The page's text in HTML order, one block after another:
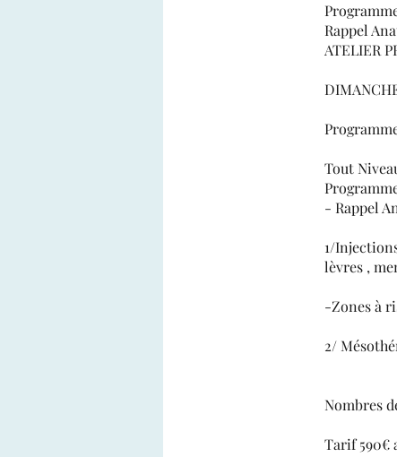
Rappel
ATELIER
Tout
- Rappel
1/
lèvres ,
-Zones à
2/
Nombres
Tarif 590€